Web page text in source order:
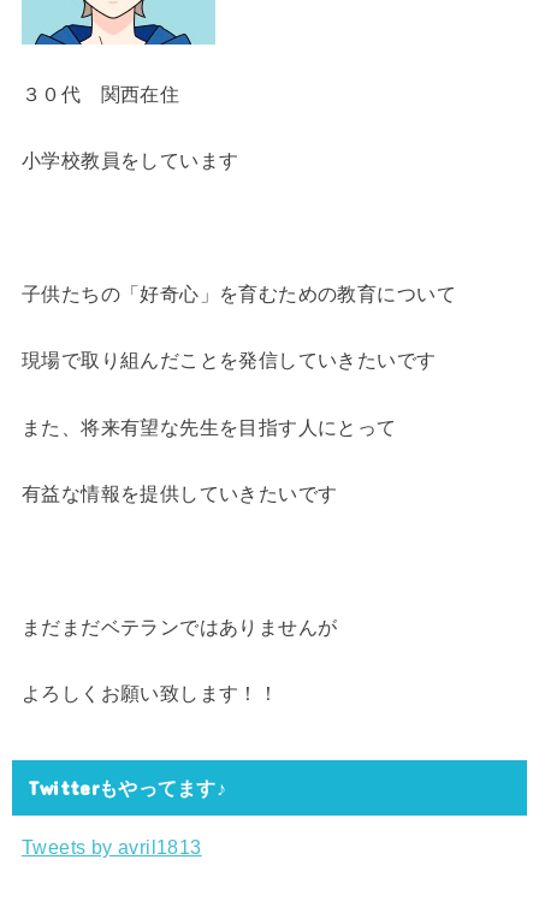
３０代 関西在住
小学校教員をしています
子供たちの「好奇心」を育むための教育について
現場で取り組んだことを発信していきたいです
また、将来有望な先生を目指す人にとって
有益な情報を提供していきたいです
まだまだベテランではありませんが
よろしくお願い致します！！
Twitterもやってます♪
Tweets by avril1813